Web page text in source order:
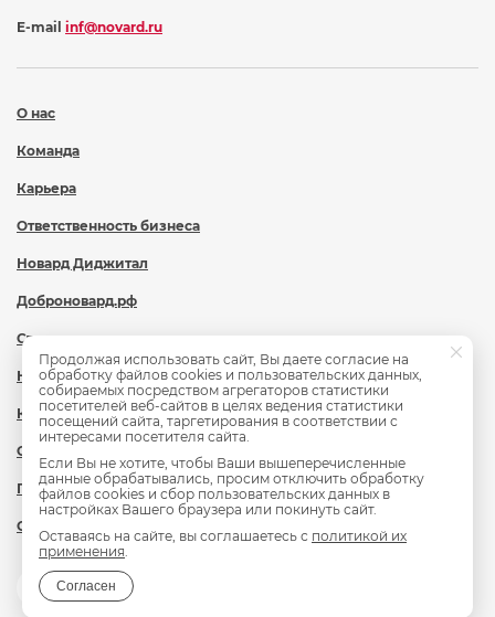
О нас
Команда
Карьера
Ответственность бизнеса
Новард Диджитал
Доброновард.рф
Статьи
Новости
Контакты
Охрана труда
Политика обработки персональных данных
Сведения об образовательной организации
E-mail inf@novard.ru
Продолжая использовать сайт, Вы даете согласие на
обработку файлов cookies и пользовательских данных,
собираемых посредством агрегаторов статистики
посетителей веб-сайтов в целях ведения статистики
посещений сайта, таргетирования в соответствии с
интересами посетителя сайта.
Если Вы не хотите, чтобы Ваши вышеперечисленные
данные обрабатывались, просим отключить обработку
файлов cookies и сбор пользовательских данных в
настройках Вашего браузера или покинуть сайт.
Оставаясь на сайте, вы соглашаетесь с политикой их
применения.
Согласен